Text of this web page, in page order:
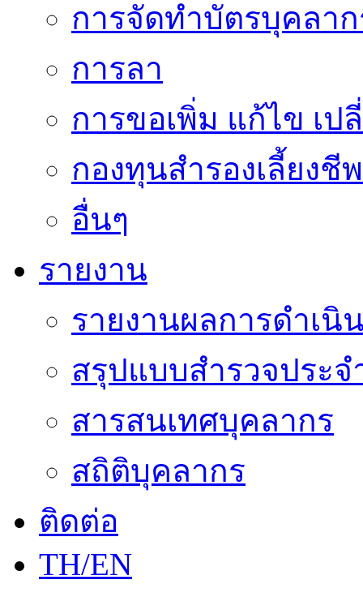
การจัดทำบัตรบุคลา
การลา
การขอเพิ่ม แก้ไข เ
กองทุนสำรองเลี้ยงชีพ
อื่นๆ
รายงาน
รายงานผลการดำเนิ
สรุปแบบสำรวจประจ
สารสนเทศบุคลากร
สถิติบุคลากร
ติดต่อ
TH/EN